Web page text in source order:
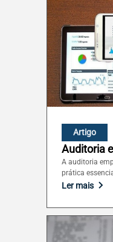
Artigo
Auditoria
A auditoria
prática
Ler mais